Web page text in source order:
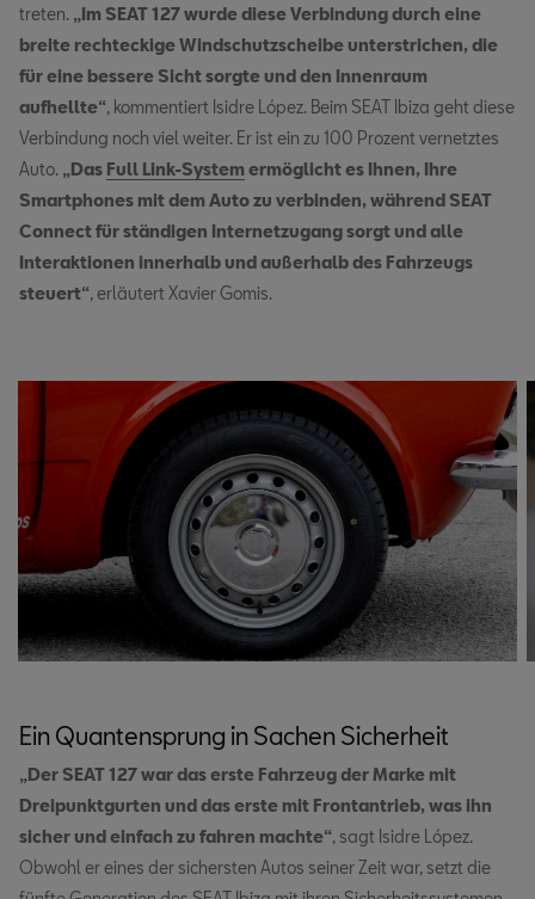
treten. „Im SEAT 127 wurde diese Verbindung durch eine
breite rechteckige Windschutzscheibe unterstrichen, die
für eine bessere Sicht sorgte und den Innenraum
aufhellte“, kommentiert Isidre López. Beim SEAT Ibiza geht diese
Verbindung noch viel weiter. Er ist ein zu 100 Prozent vernetztes
Auto. „Das Full Link-Systemermöglicht es Ihnen, Ihre
Smartphones mit dem Auto zu verbinden, während SEAT
Connect für ständigen Internetzugang sorgt und alle
Interaktionen innerhalb und außerhalb des Fahrzeugs
steuert“, erläutert Xavier Gomis.
Ein Quantensprung in Sachen Sicherheit
„Der SEAT 127 war das erste Fahrzeug der Marke mit
Dreipunktgurten und das erste mit Frontantrieb, was ihn
sicher und einfach zu fahren machte“, sagt Isidre López.
Obwohl er eines der sichersten Autos seiner Zeit war, setzt die